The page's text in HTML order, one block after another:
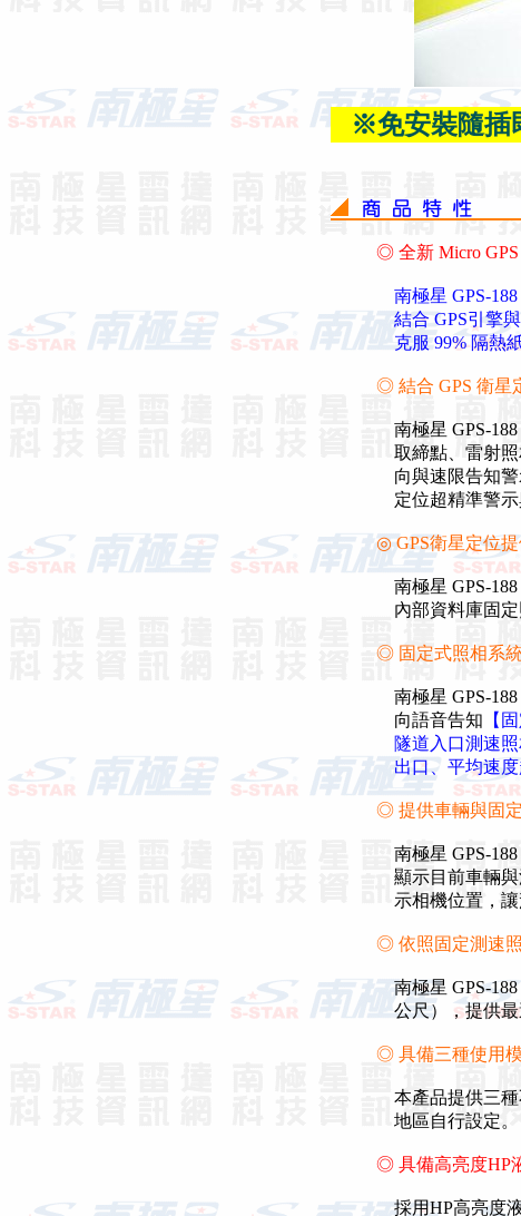
※免安裝隨插
◎ 全新 Micro
南極星 GPS-
結合 GPS引擎與
克服 99% 隔熱
◎ 結合 GPS 衛星
南極星 GPS-
取締點、雷射照
向與速限告知警
定位超精準警示
◎ GPS衛星定位
南極星 GPS-
內部資料庫固定
◎ 固定式照相系
南極星 GPS-
向語音告知 【
隧道入口測速照
出口、平均速度
◎ 提供車輛與固
南極星 GPS-
顯示目前車輛與
示相機位置，讓
◎ 依照固定測速
南極星 GPS-188
公尺），提供最
◎ 具備三種使用
本產品提供三種
地區自行設定。
◎ 具備高亮度HP
採用HP高亮度液